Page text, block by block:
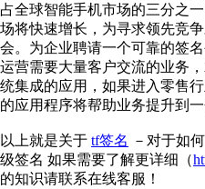
占全球智能手机市场的三分之
场将快速增长，为寻求领先竞
会。为企业聘请一个可靠的签
运营需要大量客户交流的业务
统集成的应用，如果进入零售
的应用程序将帮助业务提升到一
以上就是关于 tf签名 －对于如
级签名 如果需要了解更详细（
的知识请联系在线客服！